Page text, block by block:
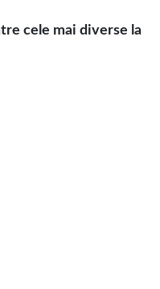
cele mai diverse la